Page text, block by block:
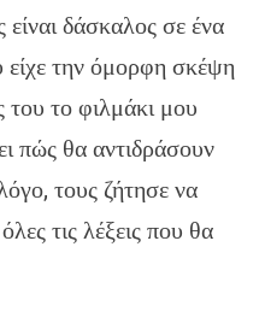
είναι δάσκαλος σε ένα
είχε την όμορφη σκέψη
του το φιλμάκι μου
πώς θα αντιδράσουν
τους ζήτησε να
τις λέξεις που θα